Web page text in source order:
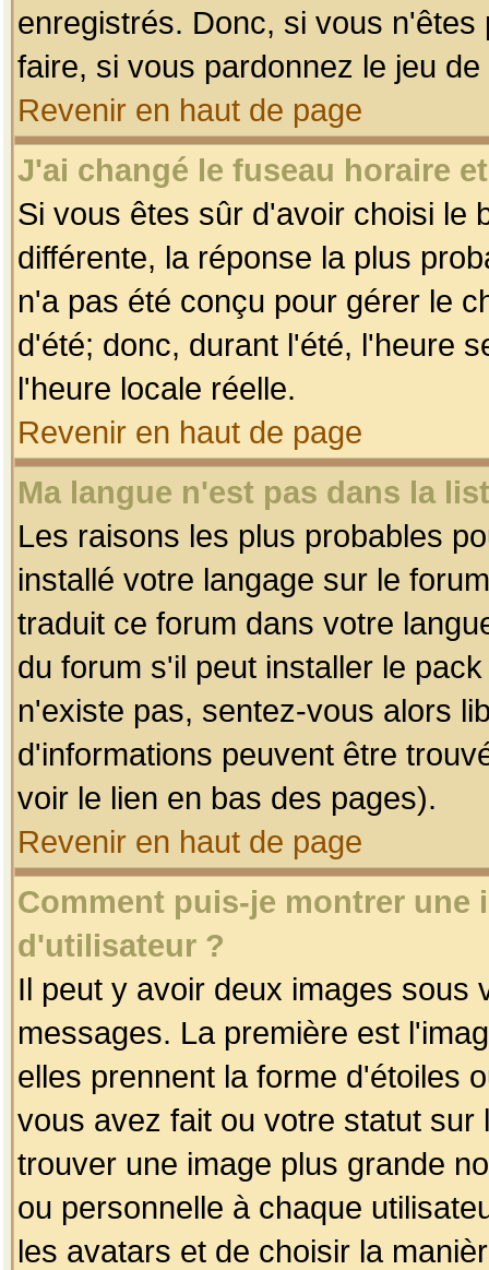
enregistrés. Donc, si vous
faire, si vous pardonnez le jeu
Revenir en haut de page
J'ai changé le fuseau horaire
Si vous êtes sûr d'avoir choisi le
différente, la réponse la plus
n'a pas été conçu pour gérer le
d'été; donc, durant l'été, l'heure
l'heure locale réelle.
Revenir en haut de page
Ma langue n'est pas dans la
Les raisons les plus probables
installé votre langage sur le
traduit ce forum dans votre
du forum s'il peut installer le
n'existe pas, sentez-vous alors
d'informations peuvent être
voir le lien en bas des pages).
Revenir en haut de page
Comment puis-je montrer une
d'utilisateur ?
Il peut y avoir deux images sous
messages. La première est
elles prennent la forme d'étoiles
vous avez fait ou votre statut
trouver une image plus grande
ou personnelle à chaque
les avatars et de choisir la